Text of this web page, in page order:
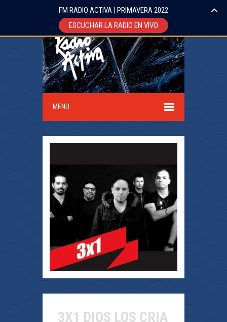
MENU
3X1 DIOS LOS CRIA
FM RADIO ACTIVA | PRIMAVERA 2022
ESCUCHAR LA RADIO EN VIVO